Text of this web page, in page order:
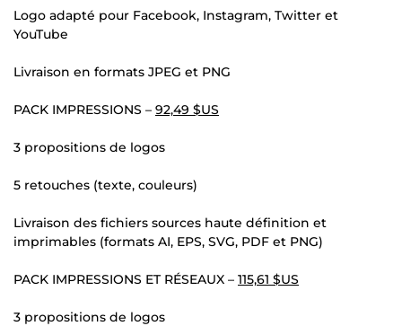
Logo adapté pour Facebook, Instagram, Twitter et
YouTube
Livraison en formats JPEG et PNG
PACK IMPRESSIONS – 92,49 $US
3 propositions de logos
5 retouches (texte, couleurs)
Livraison des fichiers sources haute définition et
imprimables (formats AI, EPS, SVG, PDF et PNG)
PACK IMPRESSIONS ET RÉSEAUX – 115,61 $US
3 propositions de logos